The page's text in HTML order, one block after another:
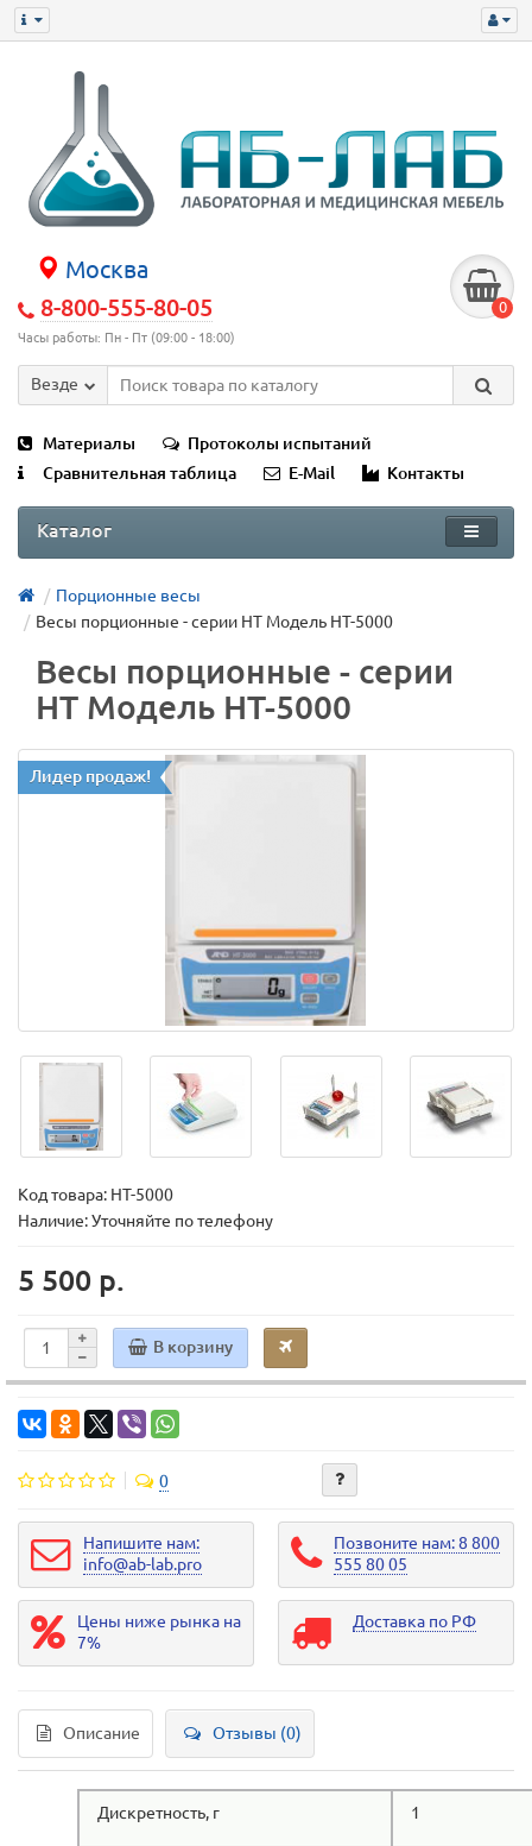
Москва
8-800-555-80-05
Часы работы: Пн - Пт (09:00 - 18:00)
0
Везде
Материалы
Протоколы испытаний
Сравнительная таблица
E-Mail Контакты
Каталог
Порционные весы
Весы порционные - серии НТ Модель HT-5000
Весы порционные - серии
НТ Модель HT-5000
Лидер продаж!
Код товара: HT-5000
Наличие: Уточняйте по телефону
5 500 р.
В корзину
0
Напишите нам:
info@ab-lab.pro
Позвоните нам: 8 800
555 80 05
Цены ниже рынка на
7%
Доставка по РФ
Описание Отзывы (0)
Дискретность, г 1